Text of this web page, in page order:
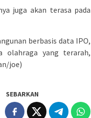
juga akan terasa pada
berbasis data IPO,
olahraga yang terarah,
joe)
SEBARKAN